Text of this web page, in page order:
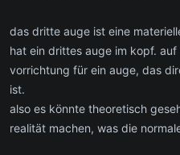
das dritte auge ist eine
hat ein drittes auge im kopf.
vorrichtung für ein auge, das
ist.
also es könnte theoretisch
realität machen, was die